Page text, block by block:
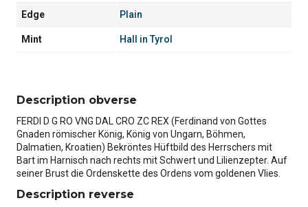
Edge Plain
Mint Hall in Tyrol
Description obverse
FERDI D G RO VNG DAL CRO ZC REX (Ferdinand von Gottes
Gnaden römischer König, König von Ungarn, Böhmen,
Dalmatien, Kroatien) Bekröntes Hüftbild des Herrschers mit
Bart im Harnisch nach rechts mit Schwert und Lilienzepter. Auf
seiner Brust die Ordenskette des Ordens vom goldenen Vlies.
Description reverse